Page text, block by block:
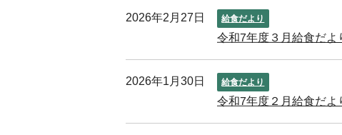
2026年2月27日 給食だより
令和7年度３月給食だよ
2026年1月30日 給食だより
令和7年度２月給食だよ